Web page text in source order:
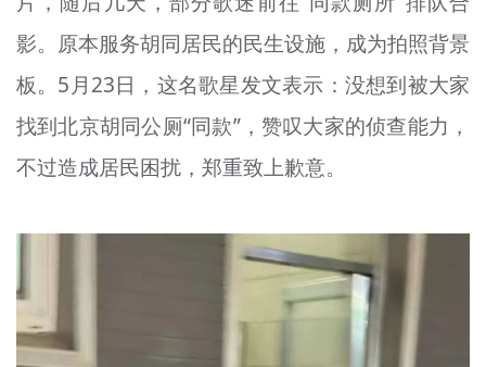
身边好人
文明评论
北京宣传文化引导基金
宣传思想文化人才
专题
资料库
影。原本服务胡同居民的民生设施，成为拍照背景
板。5月23日，这名歌星发文表示：没想到被大家
找到北京胡同公厕“同款”，赞叹大家的侦查能力，
不过造成居民困扰，郑重致上歉意。